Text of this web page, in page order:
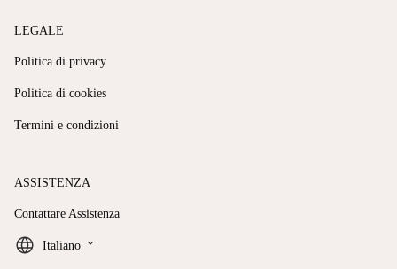
LEGALE
Politica di privacy
Politica di cookies
Termini e condizioni
ASSISTENZA
Contattare Assistenza
Italiano keyboard_arrow_down